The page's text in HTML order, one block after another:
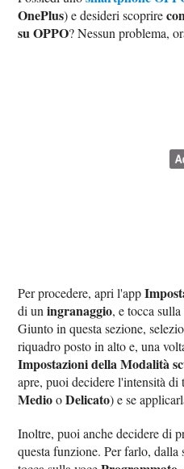
OnePlus) e desideri scoprire
su OPPO? Nessun problema,
Per procedere, apri l'app
di uningranaggio, e tocca
Giunto in questa sezione,
riquadro posto in alto e, una
Impostazioni della Modalità
apre, puoi decidere l'intensità di
MediooDelicato) e se
Inoltre, puoi anche decidere di
questa funzione. Per farlo, dalla